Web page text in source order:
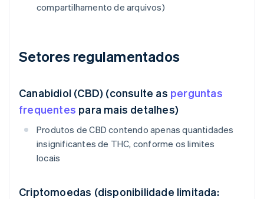
compartilhamento de arquivos)
Setores regulamentados
Canabidiol (CBD) (consulte as perguntas
frequentes para mais detalhes)
Produtos de CBD contendo apenas quantidades
insignificantes de THC, conforme os limites
locais
Criptomoedas (disponibilidade limitada: